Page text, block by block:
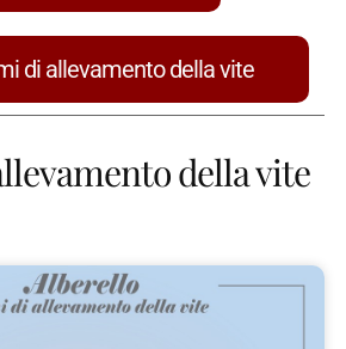
di allevamento della vite
della vite